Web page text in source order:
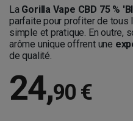
La Gorilla Vape CBD 75 %
parfaite pour profiter de tous
simple et pratique. En outre,
arôme unique offrent une
de qualité.
24,90 €